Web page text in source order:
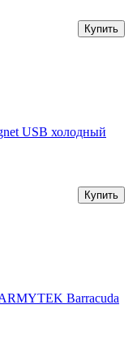
Купить
USB холодный
Купить
Barracuda